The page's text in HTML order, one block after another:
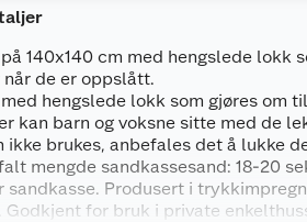
140x140 cm med hengslede lokk
de er oppslått.
hengslede lokk som gjøres om
kan barn og voksne sitte med de
ikke brukes, anbefales det å lukke
mengde sandkassesand: 18-20
sandkasse. Produsert i
Godkjent for bruk i private